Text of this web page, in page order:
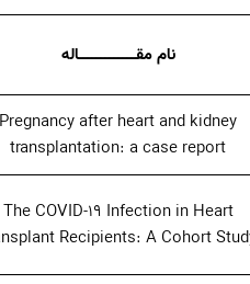
نام مقـــــــــــــاله
Pregnancy after heart and kidney
transplantation: a case report
The COVID-19 Infection in Heart
Recipients: A Cohort